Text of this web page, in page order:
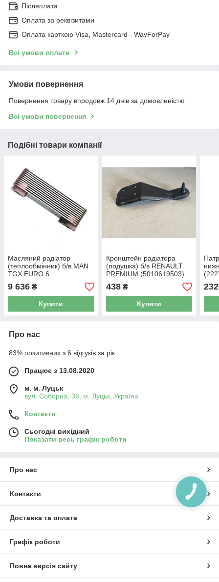
Післяплата
Оплата за реквізитами
Оплата карткою Visa, Mastercard - WayForPay
Всі умови оплати
Умови повернення
Повернення товару впродовж 14 днів за домовленістю
Всі умови повернення
Подібні товари компанії
Масляний радіатор
(теплообмінник) б/в MAN
TGX EURO 6
(51056017175) оригінал
9 636 ₴
Купити
Кронштейн радіатора
(подушка) б/в RENAULT
PREMIUM (5010619503)
оригінал
438₴
Купити
232
Про нас
83% позитивних з 6 відгуків за рік
Працює з 13.08.2020
м. м. Луцьк
вул. Соборна, 36, м. Луцьк, Україна
Контакти
Сьогодні вихідний
Показати весь графік роботи
Про нас
Контакти
Доставка та оплата
Графік роботи
Повна версія сайту
КНОПКА
ЗВ'ЯЗКУ